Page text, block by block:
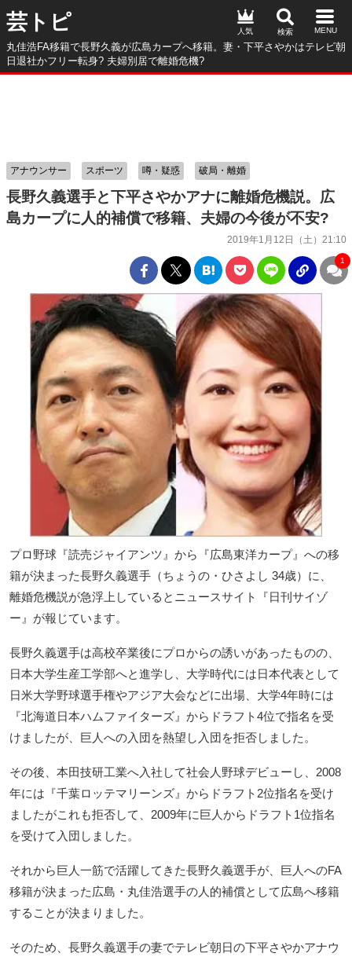
芸トピ
丸佳浩FA移籍で長野久義が広島カープへ移籍。妻・下平さやかはテレビ朝
日退社かフリー転身? 夫婦別居で離婚危機?
人気
長野久義選手と下平さやかアナに離婚危機説。広
島カープに人的補償で移籍、夫婦の今後が不安?
2019年1月12日（土）21:10
アナウンサー スポーツ 噂・疑惑 破局・離婚
1
プロ野球『読売ジャイアンツ』から『広島東洋カープ』への移
籍が決まった長野久義選手（ちょうの・ひさよし 34歳）に、
離婚危機説が急浮上しているとニュースサイト『日刊サイゾ
ー』が報じています。
長野久義選手は高校卒業後にプロからの誘いがあったものの、
日本大学生産工学部へと進学し、大学時代には日本代表として
日米大学野球選手権やアジア大会などに出場、大学4年時には
『北海道日本ハムファイターズ』からドラフト4位で指名を受
けましたが、巨人への入団を熱望し入団を拒否しました。
その後、本田技研工業へ入社して社会人野球デビューし、2008
年には『千葉ロッテマリーンズ』からドラフト2位指名を受け
ましたがこれも拒否して、2009年に巨人からドラフト1位指名
を受けて入団しました。
それから巨人一筋で活躍してきた長野久義選手が、巨人へのFA
移籍が決まった広島・丸佳浩選手の人的補償として広島へ移籍
することが決まりました。
そのため、長野久義選手の妻でテレビ朝日の下平さやかアナウ